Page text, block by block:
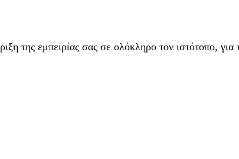
της εμπειρίας σας σε ολόκληρο τον ιστότοπο,